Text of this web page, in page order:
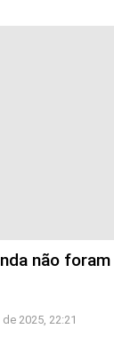
não
2025, 22:21